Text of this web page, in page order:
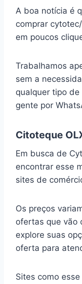
A boa notícia é
comprar
em poucos
Trabalhamos
sem a
qualquer tipo
gente por
Citoteque
Em busca de
encontrar esse
sites de
Os preços
ofertas que vão
explore suas
oferta para
Sites como